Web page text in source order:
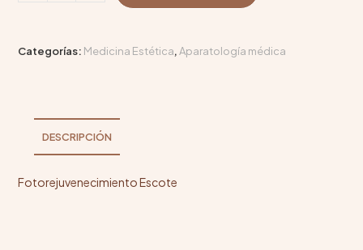
Categorías: Medicina Estética,Aparatología médica
DESCRIPCIÓN
Fotorejuvenecimiento Escote